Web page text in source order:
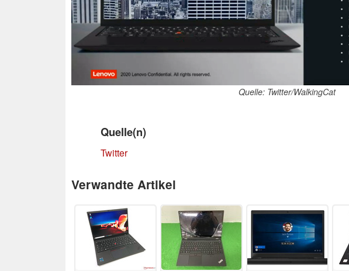
Quelle: Twitter/WalkingCat
Quelle(n)
Twitter
Verwandte Artikel